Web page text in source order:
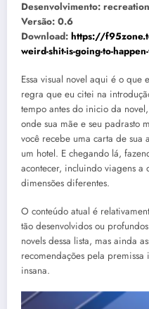
Desenvolvimento:
Versão: 0.6
Download: https://
weird-shit-is-going-to-
Essa visual novel aqui é o que
regra que eu citei na
tempo antes do inicio da
onde sua mãe e seu padrasto
você recebe uma carta de
um hotel. E chegando lá,
acontecer, incluindo viagens
dimensões diferentes.
O conteúdo atual é
tão desenvolvidos ou
novels dessa lista, mas ainda
recomendações pela
insana.